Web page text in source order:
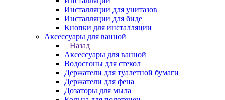
Инсталляции для унитазов
Инсталляции для биде
Кнопки для инсталляции
Аксессуары для ванной
Назад
Аксессуары для ванной
Водосгоны для стекол
Держатели для туалетной бумаги
Держатели для фена
Дозаторы для мыла